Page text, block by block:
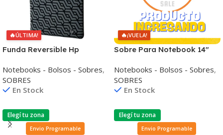
🔥ÚLTIMA!
Funda Reversible Hp
Notebooks - Bolsos - Sobres,
SOBRES
En Stock
Elegí tu zona
Envio Programable
🔥¡VUELA!
Sobre Para Notebook 14″
Poliéster
Notebooks - Bolsos - Sobres,
SOBRES
En Stock
Elegí tu zona
Envio Programable